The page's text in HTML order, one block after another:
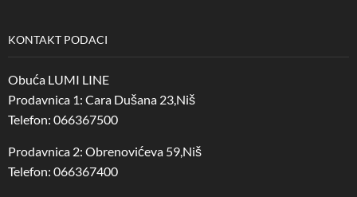
KONTAKT PODACI
Obuća LUMI LINE
Prodavnica 1: Cara Dušana 23,Niš
Telefon: 066367500
Prodavnica 2: Obrenovićeva 59,Niš
Telefon: 066367400